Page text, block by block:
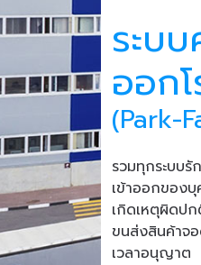
ระบ
ออก
(Park-
รวมทุกระบบ
เข้าออกของ
เกิดเหตุผิดป
ขนส่งสินค้าจ
เวลาอนุญาต